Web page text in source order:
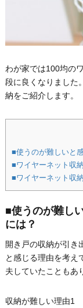
わが家では100均の
段に良くなりました
納をご紹介します。
■使うのが難しいと
■ワイヤーネット収
■ワイヤーネット収
■使うのが難し
には？
開き戸の収納が引き
と感じる理由を考え
夫していたこともあ
収納が難しい理由1